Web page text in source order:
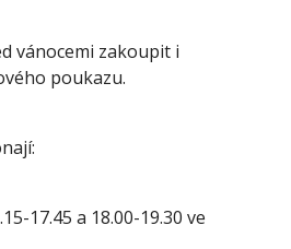
vánocemi zakoupit i
poukazu.
17.45 a 18.00-19.30 ve